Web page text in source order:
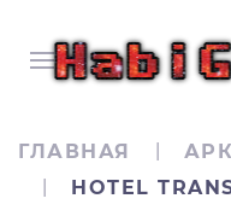
ГЛАВНАЯ
HOTEL